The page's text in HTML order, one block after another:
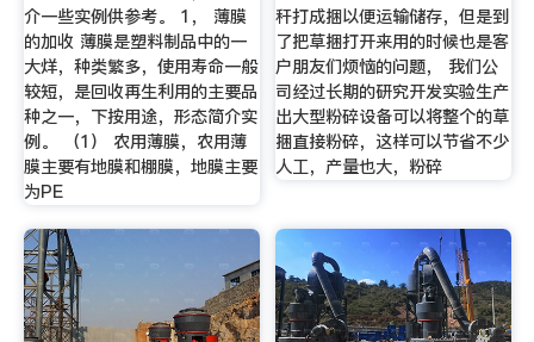
介一些实例供参考。 1， 薄膜
的加收 薄膜是塑料制品中的一
大烊，种类繁多，使用寿命一般
较短，是回收再生利用的主要品
种之一，下按用途，形态简介实
例。 （1） 农用薄膜，农用薄
膜主要有地膜和棚膜，地膜主要
为PE
秆打成捆以便运输储存，但是到
了把草捆打开来用的时候也是客
户朋友们烦恼的问题， 我们公
司经过长期的研究开发实验生产
出大型粉碎设备可以将整个的草
捆直接粉碎，这样可以节省不少
人工，产量也大，粉碎